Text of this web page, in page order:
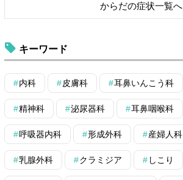
からだの症状一覧へ
キーワード
内科 皮膚科 耳鼻いんこう科
精神科 泌尿器科 耳鼻咽喉科
呼吸器内科 形成外科 産婦人科
乳腺外科 クラミジア しこり